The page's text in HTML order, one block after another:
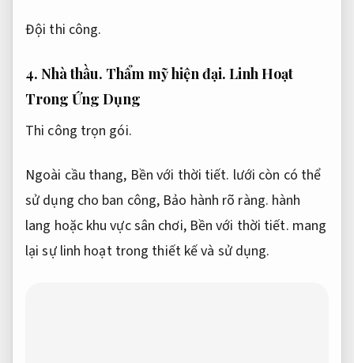
Đội thi công.
4. Nhà thầu. Thẩm mỹ hiện đại. Linh Hoạt
Trong Ứng Dụng
Thi công trọn gói.
Ngoài cầu thang, Bền với thời tiết. lưới còn có thể
sử dụng cho ban công, Bảo hành rõ ràng. hành
lang hoặc khu vực sân chơi, Bền với thời tiết. mang
lại sự linh hoạt trong thiết kế và sử dụng.